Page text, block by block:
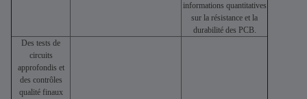
informations quantitatives
sur la résistance et la
durabilité des PCB.
Des tests de
circuits
approfondis et
des contrôles
qualité finaux